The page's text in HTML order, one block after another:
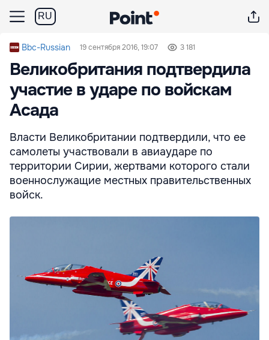
RU
Bbc-Russian 19 сентября 2016, 19:07 3 181
Великобритания подтвердила
участие в ударе по войскам
Асада
Власти Великобритании подтвердили, что ее
самолеты участвовали в авиаударе по
территории Сирии, жертвами которого стали
военнослужащие местных правительственных
войск.